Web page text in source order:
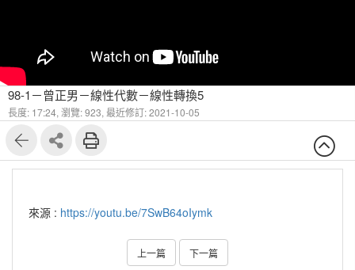
98-1－曾正男－線性代數－線性轉換5
長度: 17:24, 瀏覽: 923, 最近修訂: 2021-10-05
來源 : https://youtu.be/7SwB64oIymk
上一篇 下一篇